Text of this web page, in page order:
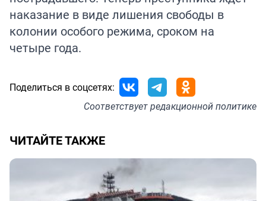
наказание в виде лишения свободы в
колонии особого режима, сроком на
четыре года.
Поделиться в соцсетях:
Соответствуетредакционной политике
ЧИТАЙТЕ ТАКЖЕ